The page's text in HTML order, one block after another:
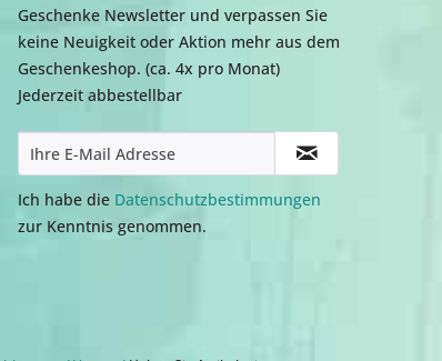
Geschenke Newsletter und verpassen Sie
keine Neuigkeit oder Aktion mehr aus dem
Geschenkeshop. (ca. 4x pro Monat)
Jederzeit abbestellbar
Ich habe die Datenschutzbestimmungen
zur Kenntnis genommen.